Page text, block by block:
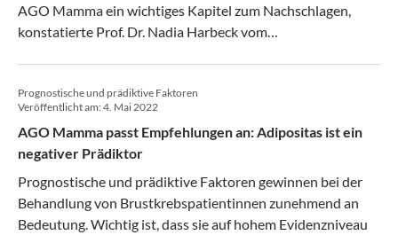
AGO Mamma ein wichtiges Kapitel zum Nachschlagen,
kon­statierte Prof. Dr. Nadia­ Harbeck vom
Abschnitt zur Zusatzdiagnostik vor Beginn einer
Chemotherapie erarbeitet.
Prognostische und prädiktive Faktoren
Veröffentlicht am:4. Mai 2022
AGO Mamma passt Empfehlungen an: Adipositas ist ein
negativer Prädiktor
Prognostische und prädiktive Faktoren gewinnen bei der
Behandlung von Brustkrebspatientinnen zunehmend an
Bedeutung. Wichtig ist, dass sie auf hohem Evidenzniveau